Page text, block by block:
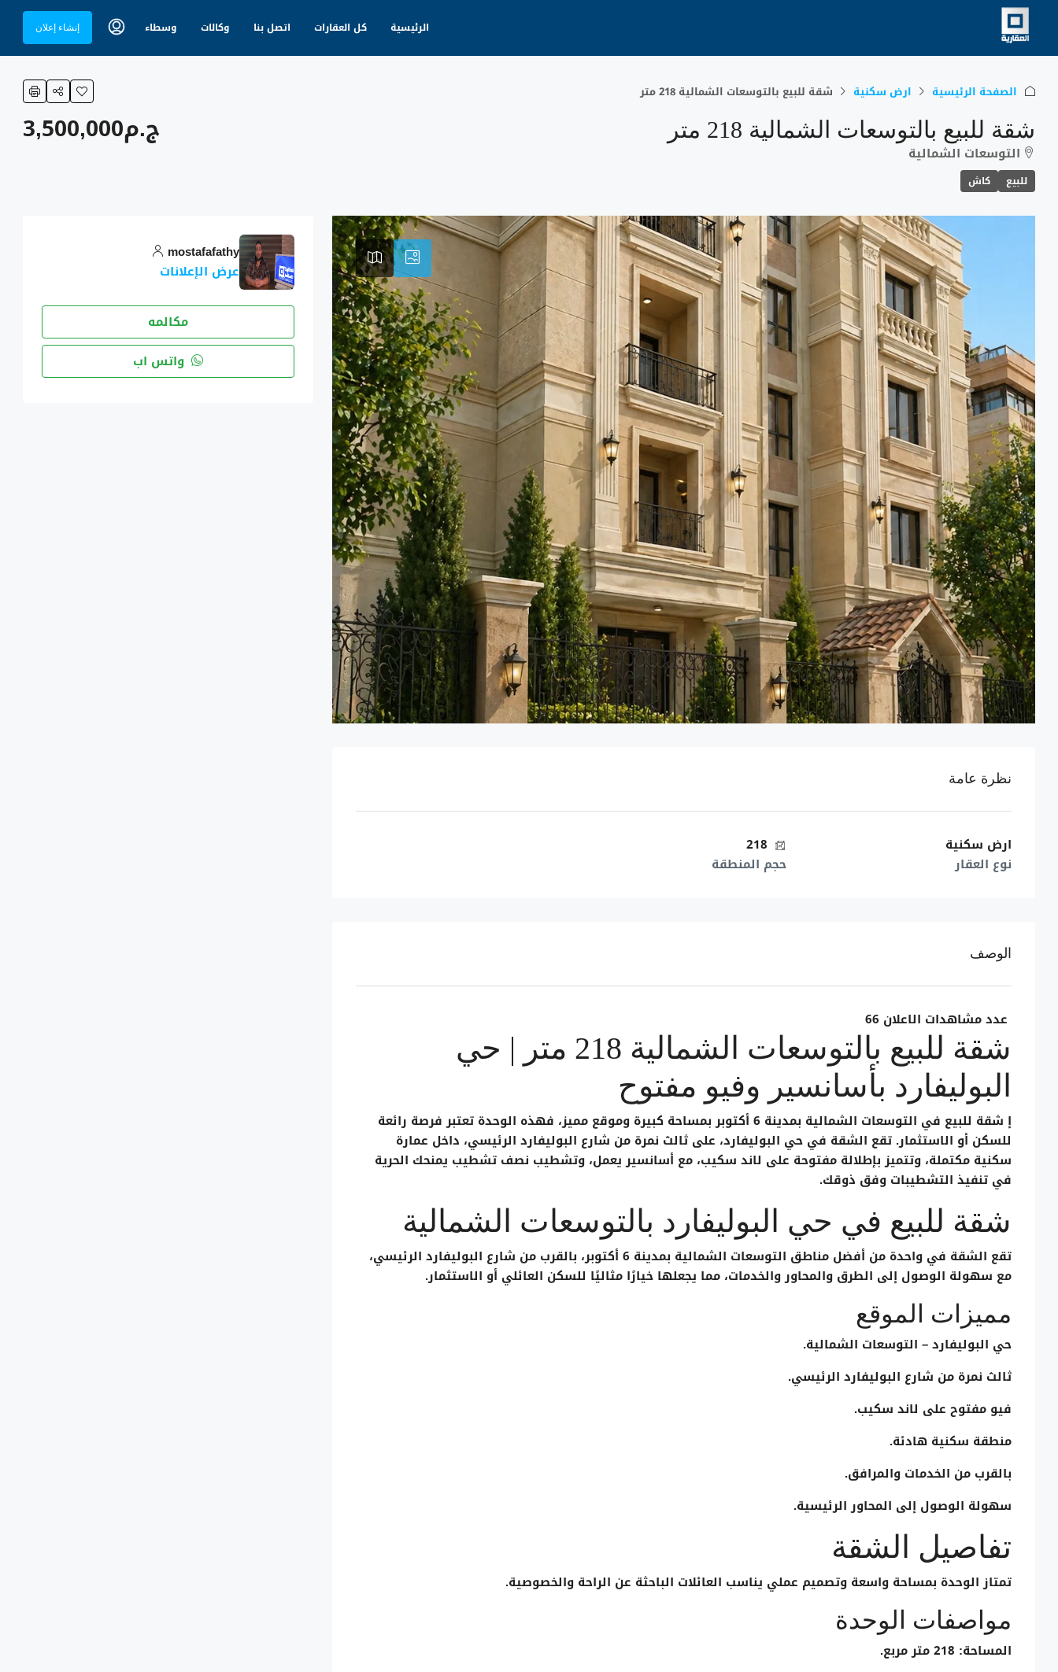
الرئيسية كل العقارات اتصل بنا وكالات وسطاء إنشاء إعلان
الصفحة الرئيسية ارض سكنية شقة للبيع بالتوسعات الشمالية 218 متر
شقة للبيع بالتوسعات الشمالية 218 متر
التوسعات الشمالية
للبيع كاش
ج.م3,500,000
نظرة عامة
ارض سكنية
نوع العقار
218
حجم المنطقة
الوصف
عدد مشاهدات الاعلان 66
شقة للبيع بالتوسعات الشمالية 218 متر | حي
البوليفارد بأسانسير وفيو مفتوح
إ شقة للبيع في التوسعات الشمالية بمدينة 6 أكتوبر
بمساحة كبيرة وموقع مميز، فهذه الوحدة تعتبر فرصة رائعة
للسكن أو الاستثمار. تقع الشقة في حي البوليفارد، على ثالث نمرة من شارع البوليفارد الرئيسي، داخل عمارة
سكنية مكتملة، وتتميز بإطلالة مفتوحة على لاند سكيب، مع أسانسير يعمل، وتشطيب نصف تشطيب يمنحك الحرية
في تنفيذ التشطيبات وفق ذوقك.
شقة للبيع في حي البوليفارد بالتوسعات الشمالية
تقع الشقة في واحدة من أفضل مناطق التوسعات الشمالية بمدينة 6 أكتوبر
، بالقرب من شارع البوليفارد الرئيسي،
مع سهولة الوصول إلى الطرق والمحاور والخدمات، مما يجعلها خيارًا مثاليًا للسكن العائلي أو الاستثمار.
مميزات الموقع
حي البوليفارد – التوسعات الشمالية.
ثالث نمرة من شارع البوليفارد الرئيسي.
فيو مفتوح على لاند سكيب.
منطقة سكنية هادئة.
بالقرب من الخدمات والمرافق.
سهولة الوصول إلى المحاور الرئيسية.
تفاصيل الشقة
تمتاز الوحدة بمساحة واسعة وتصميم عملي يناسب العائلات الباحثة عن الراحة والخصوصية.
مواصفات الوحدة
المساحة:
mostafafathy
عرض الإعلانات
مكالمه
واتس اب